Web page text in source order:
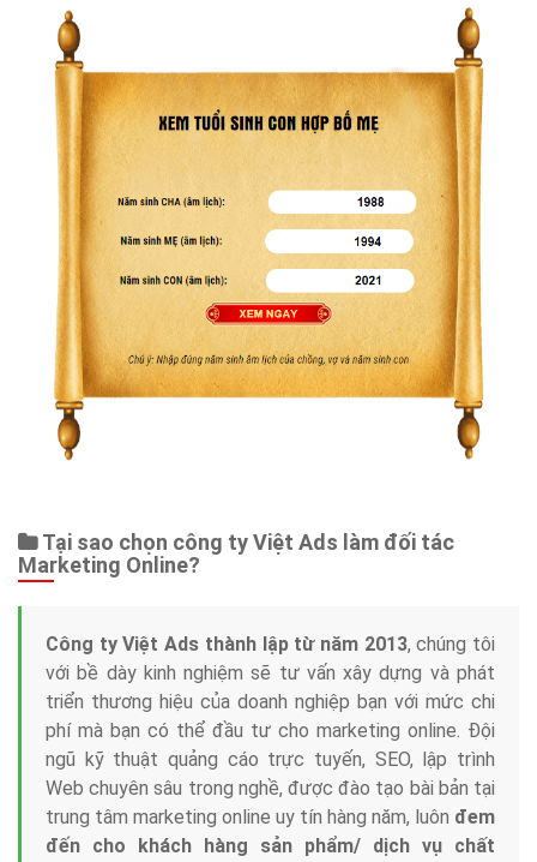
Tại sao chọn công ty Việt Ads làm đối tác
Marketing Online?
Công ty Việt Ads thành lập từ năm 2013, chúng tôi
với bề dày kinh nghiệm sẽ tư vấn xây dựng và phát
triển thương hiệu của doanh nghiệp bạn với mức chi
phí mà bạn có thể đầu tư cho marketing online. Đội
ngũ kỹ thuật quảng cáo trực tuyến, SEO, lập trình
Web chuyên sâu trong nghề, được đào tạo bài bản tại
trung tâm marketing online uy tín hàng năm, luôn đem
đến cho khách hàng sản phẩm/ dịch vụ chất